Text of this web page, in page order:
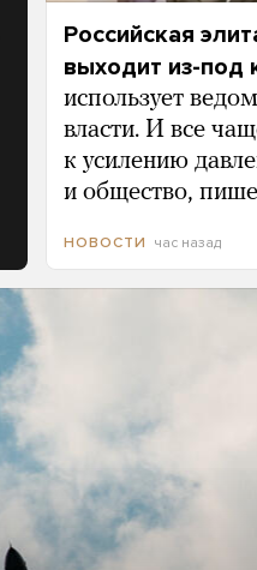
Российская
выходит из-под
использует
власти. И все
к усилению
и общество,
НОВОСТИ час назад